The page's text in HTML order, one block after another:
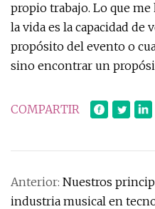
propio trabajo. Lo que
la vida es la capacidad de
propósito del evento o
sino encontrar un
COMPARTIR
Anterior: Nuestros
industria musical en